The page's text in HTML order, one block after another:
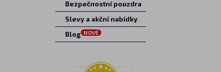
Bezpečnostní pouzdra
Slevy a akční nabídky
Blog NOVÉ